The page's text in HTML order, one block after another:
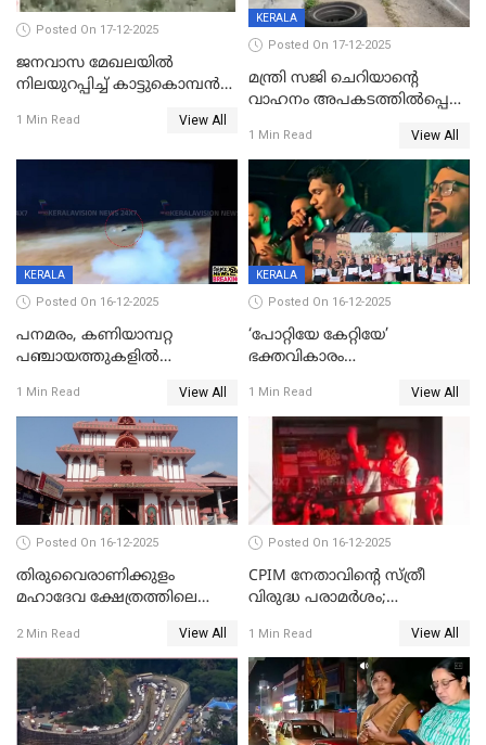
Posted On 17-12-2025
ജനവാസ മേഖലയില്‍
നിലയുറപ്പിച്ച് കാട്ടുകൊമ്പന്‍
1 Min Read View All
KERALA
Posted On 17-12-2025
മന്ത്രി സജി ചെറിയാന്റെ
വാഹനം അപകടത്തിൽപ്പെട്ടു;
രക്ഷപ്പെട്ടത് തലനാരിടയ്ക്ക്
1 Min Read View All
KERALA
Posted On 16-12-2025
പനമരം, കണിയാമ്പറ്റ
പഞ്ചായത്തുകളിൽ
സ്ഥാപനങ്ങൾക്ക് അവധി
1 Min Read View All
KERALA
Posted On 16-12-2025
‘പോറ്റിയേ കേറ്റിയേ’
ഭക്തവികാരം
ഡിജിപിക്ക് പരാതി; ശക്തമായ
നടപടി വേണമെന്നു
സിപിഐഎമ്മും
1 Min Read View All
Posted On 16-12-2025
തിരുവൈരാണിക്കുളം
മഹാദേവ ക്ഷേത്രത്തിലെ
ജനുവരി 2 ന് തുടക്കമാകും
2 Min Read View All
Posted On 16-12-2025
CPIM നേതാവിൻ്റെ സ്ത്രീ
വിരുദ്ധ പരാമർശം;
1 Min Read View All